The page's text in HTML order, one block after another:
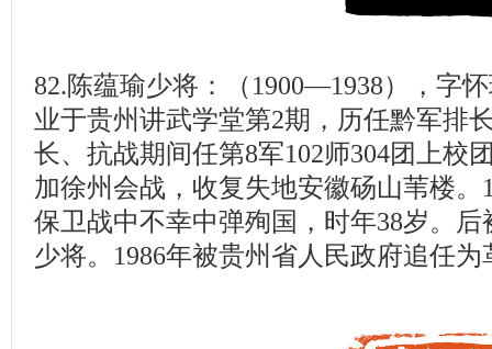
82.陈蕴瑜少将：（1900—1938），字
业于贵州讲武学堂第2期，历任黔军排
长、抗战期间任第8军102师304团上校
加徐州会战，收复失地安徽砀山苇楼。
保卫战中不幸中弹殉国，时年38岁。
少将。1986年被贵州省人民政府追任为